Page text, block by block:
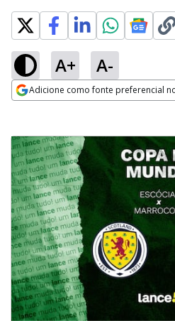
A+ A-
Adicione como fonte preferencial